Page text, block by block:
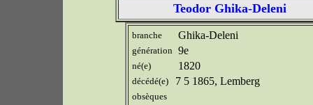
Teodor Ghika-Deleni
branche Ghika-Deleni
génération 9e
né(e) 1820
décédé(e) 7 5 1865, Lemberg
obsèques